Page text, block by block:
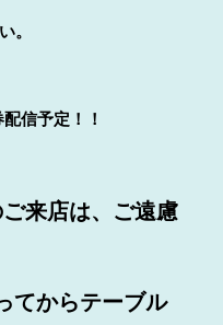
。
信予定！！
来店は、ご遠慮
てからテーブル